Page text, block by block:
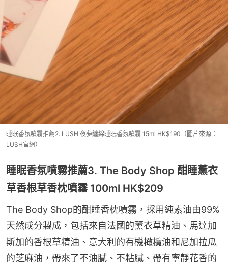
睡眠香氛噴霧推薦2. LUSH 夜夢纏綿睡眠香氛噴霧 15ml HK$190（圖片來源：
LUSH官網）
睡眠香氛噴霧推薦3. The Body Shop 酣睡薰衣
草香根草香枕噴霧 100ml HK$209
The Body Shop的酣睡香枕噴霧，採用純素油由99%
天然成分製成，包括來自法國的薰衣草精油、馬達加
斯加的香根草精油、意大利的有機橄欖油和尼加拉瓜
的芝麻油，帶來了不油膩、不粘膩、帶有寧靜花香的